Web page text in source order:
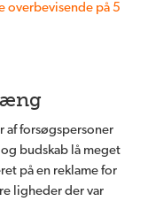
overbevisende på 5
af forsøgspersoner
budskab lå meget
på en reklame for
ligheder der var